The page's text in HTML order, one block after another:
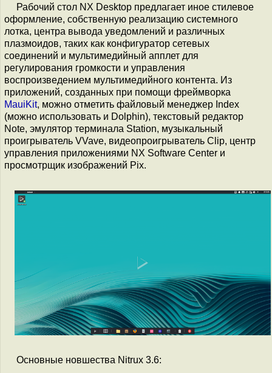
Рабочий стол NX Desktop предлагает иное стилевое
оформление, собственную реализацию системного
лотка, центра вывода уведомлений и различных
плазмоидов, таких как конфигуратор сетевых
соединений и мультимедийный апплет для
регулирования громкости и управления
воспроизведением мультимедийного контента. Из
приложений, созданных при помощи фреймворка
MauiKit, можно отметить файловый менеджер Index
(можно использовать и Dolphin), текстовый редактор
Note, эмулятор терминала Station, музыкальный
проигрыватель VVave, видеопроигрыватель Clip, центр
управления приложениями NX Software Center и
просмотрщик изображений Pix.
Основные новшества Nitrux 3.6: